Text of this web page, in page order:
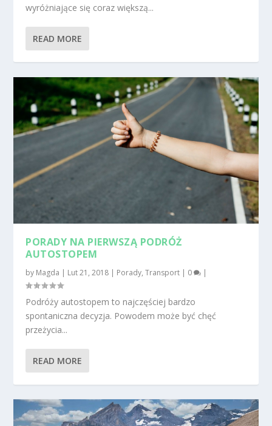
wyróżniające się coraz większą...
READ MORE
PORADY NA PIERWSZĄ PODRÓŻ
AUTOSTOPEM
by Magda | Lut 21, 2018 | Porady,Transport | 0 |
Podróży autostopem to najczęściej bardzo
spontaniczna decyzja. Powodem może być chęć
przeżycia...
READ MORE